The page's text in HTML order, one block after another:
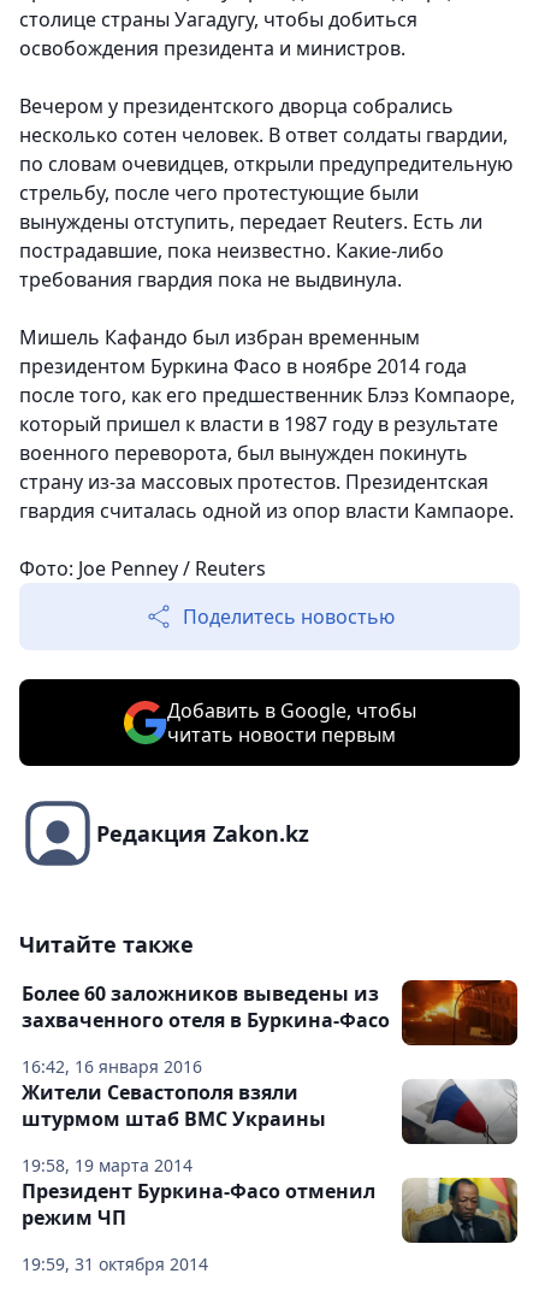
столице страны Уагадугу, чтобы добиться
освобождения президента и министров.
Вечером у президентского дворца собрались
несколько сотен человек. В ответ солдаты гвардии,
по словам очевидцев, открыли предупредительную
стрельбу, после чего протестующие были
вынуждены отступить, передает Reuters. Есть ли
пострадавшие, пока неизвестно. Какие-либо
требования гвардия пока не выдвинула.
Мишель Кафандо был избран временным
президентом Буркина Фасо в ноябре 2014 года
после того, как его предшественник Блэз Компаоре,
который пришел к власти в 1987 году в результате
военного переворота, был вынужден покинуть
страну из-за массовых протестов. Президентская
гвардия считалась одной из опор власти Кампаоре.
Фото: Joe Penney / Reuters
Поделитесь новостью
Добавить в Google, чтобы
читать новости первым
Редакция Zakon.kz
Читайте также
16:42, 16 января 2016
Более 60 заложников выведены из
захваченного отеля в Буркина-Фасо
19:58, 19 марта 2014
Жители Севастополя взяли
штурмом штаб ВМС Украины
19:59, 31 октября 2014
Президент Буркина-Фасо отменил
режим ЧП